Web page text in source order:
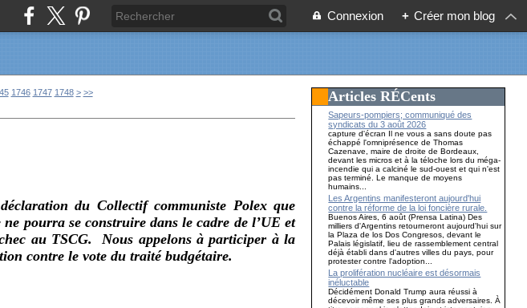
Connexion + Créer mon blog
1746 1747 1748 > >>
du Collectif communiste Polex que
pourra se construire dans le cadre de l’UE et
au TSCG. Nous appelons à participer à la
contre le vote du traité budgétaire.
Articles RÉCents
Sapeurs-pompiers; communiqué des
syndicats du 3 août 2026
capture d'écran Il ne vous a sans doute pas
échappé l'omniprésence de Thomas
Cazenave, maire de droite de Bordeaux,
devant les micros et à la téloche lors du méga-
incendie qui a calciné le sud-ouest et qui n'est
pas terminé. Le manque de moyens
humains...
Les Argentins manifesteront aujourd'hui
contre la réforme de la loi foncière rurale.
Buenos Aires, 6 août (Prensa Latina) Des
milliers d'Argentins retourneront aujourd'hui sur
la Plaza de los Dos Congresos, devant le
Palais législatif, lieu de rassemblement central
déjà établi dans d'autres villes du pays, pour
protester contre l'adoption...
La prolifération nucléaire est désormais
inéluctable
Décidément Donald Trump aura réussi à
décevoir même ses plus grands adversaires. À